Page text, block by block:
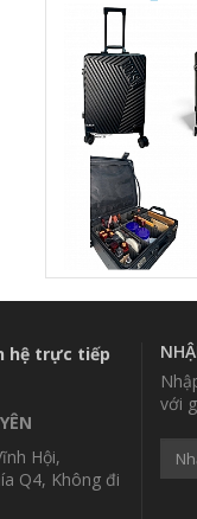
SỐ [MÀU ĐEN] -
hệ trực tiếp
Hội,
Q4, Không đi
với